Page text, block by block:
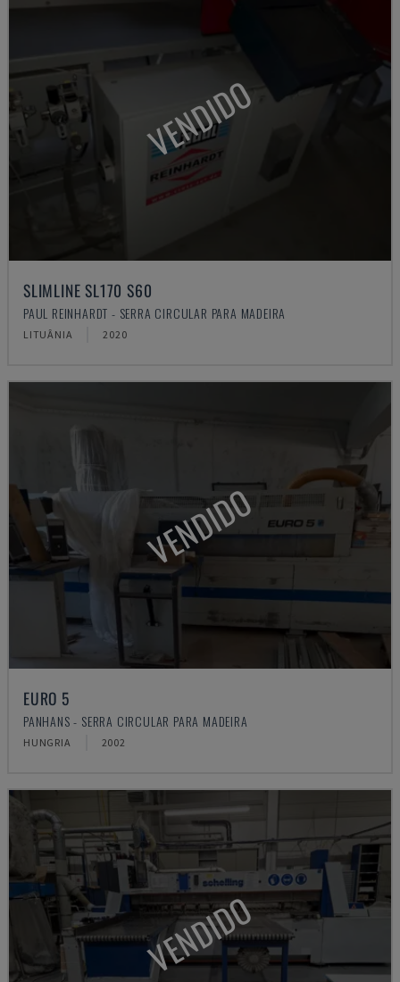
VENDIDO
SLIMLINE SL170 S60
PAUL REINHARDT - SERRA CIRCULAR PARA MADEIRA
LITUÂNIA 2020
VENDIDO
EURO 5
PANHANS - SERRA CIRCULAR PARA MADEIRA
HUNGRIA 2002
VENDIDO